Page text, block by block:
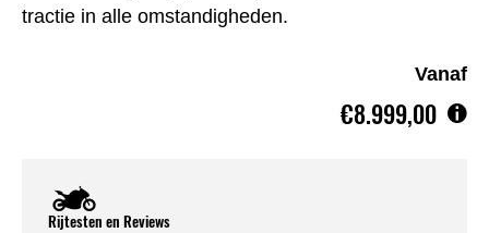
tractie in alle omstandigheden.
Vanaf
€8.999,00
Rijtesten en Reviews